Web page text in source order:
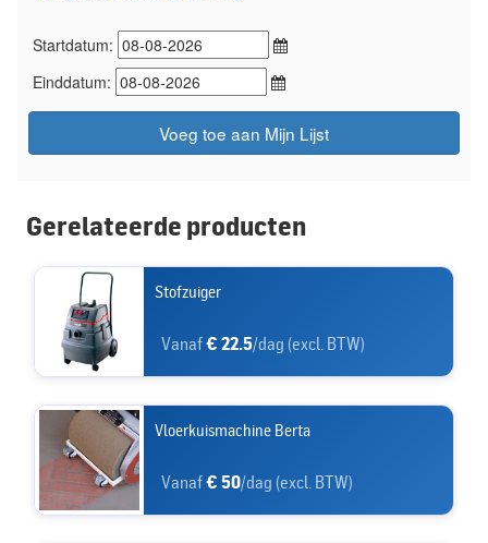
Startdatum:
Einddatum:
Voeg toe aan Mijn Lijst
Gerelateerde producten
Stofzuiger
Vanaf€ 22.5/dag (excl. BTW)
Vloerkuismachine Berta
Vanaf€ 50/dag (excl. BTW)